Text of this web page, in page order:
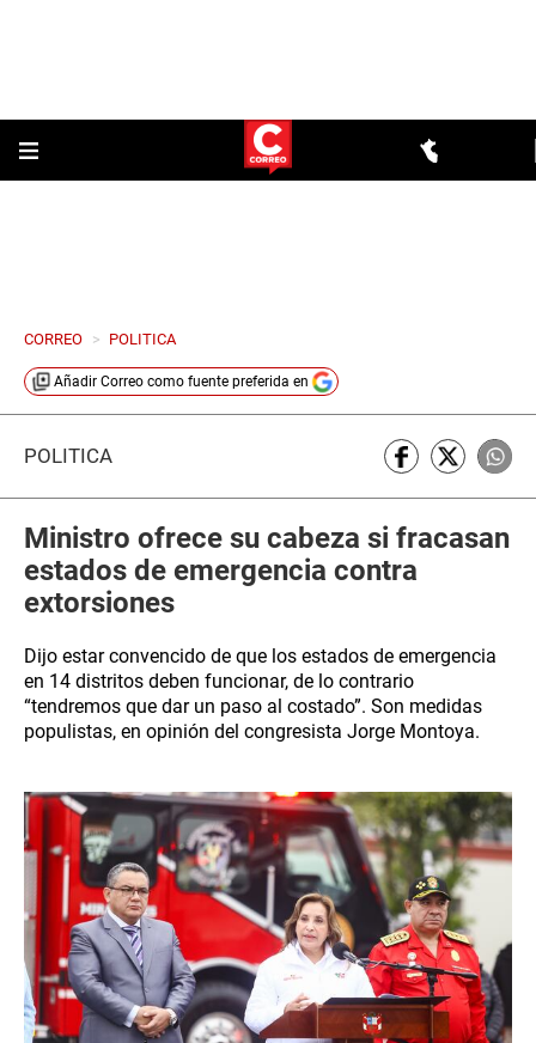
CORREO > POLITICA
Añadir Correo como fuente preferida en
POLÍTICA
Ministro ofrece su cabeza si fracasan
estados de emergencia contra
extorsiones
Dijo estar convencido de que los estados de emergencia
en 14 distritos deben funcionar, de lo contrario
“tendremos que dar un paso al costado”. Son medidas
populistas, en opinión del congresista Jorge Montoya.